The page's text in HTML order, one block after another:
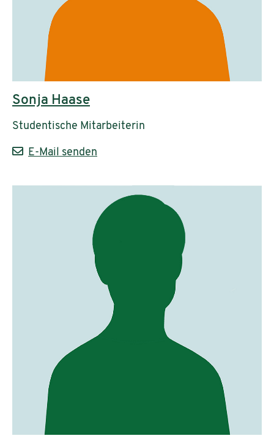
Sonja Haase
Studentische Mitarbeiterin
E-Mail senden